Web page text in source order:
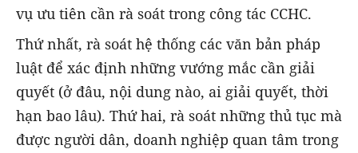
vụ ưu tiên cần rà soát trong công tác CCHC.
Thứ nhất, rà soát hệ thống các văn bản pháp
luật để xác định những vướng mắc cần giải
quyết (ở đâu, nội dung nào, ai giải quyết, thời
hạn bao lâu). Thứ hai, rà soát những thủ tục mà
được người dân, doanh nghiệp quan tâm trong